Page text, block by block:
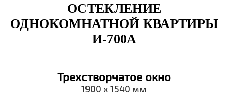
ОСТЕКЛЕНИЕ
ОДНОКОМНАТНОЙ КВАРТИРЫ
И-700А
Трехстворчатое окно
1900 х 1540 мм